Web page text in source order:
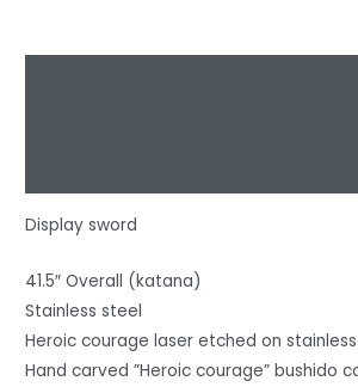
Display sword
41.5″ Overall (katana)
Stainless steel
Heroic courage laser etched on
Hand carved ”Heroic courage” bushido